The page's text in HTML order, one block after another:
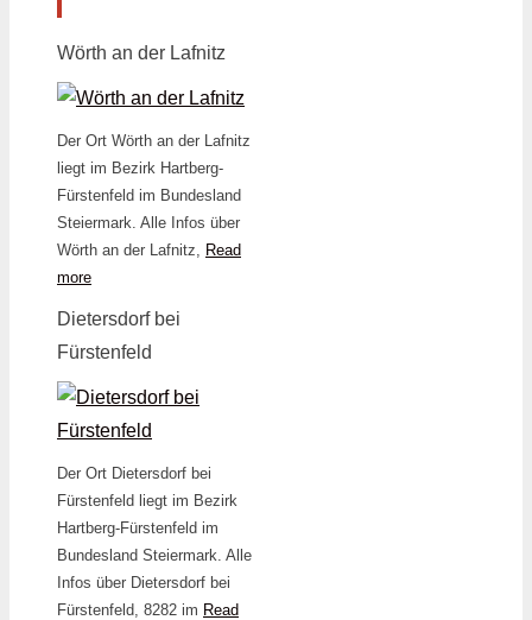
Wörth an der Lafnitz
Der Ort Wörth an der Lafnitz
liegt im Bezirk Hartberg-
Fürstenfeld im Bundesland
Steiermark. Alle Infos über
Wörth an der Lafnitz, Read
more
Dietersdorf bei
Fürstenfeld
Der Ort Dietersdorf bei
Fürstenfeld liegt im Bezirk
Hartberg-Fürstenfeld im
Bundesland Steiermark. Alle
Infos über Dietersdorf bei
Fürstenfeld, 8282 im Read